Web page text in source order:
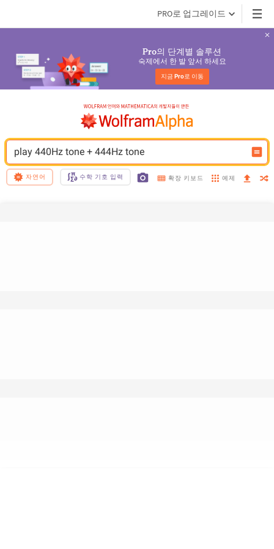
PRO로 업그레이드
Pro의 단계별 솔루션
숙제에서 한 발 앞서 하세요
지금 Pro로 이동
play 440Hz tone + 444Hz tone
자연어 수학 기호 입력 확장 키보드 예제